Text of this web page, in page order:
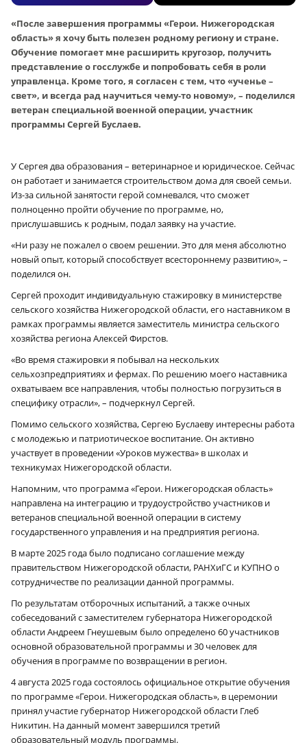
«После завершения программы «Герои. Нижегородская
область» я хочу быть полезен родному региону и стране.
Обучение помогает мне расширить кругозор, получить
представление о госслужбе и попробовать себя в роли
управленца. Кроме того, я согласен с тем, что «ученье –
свет», и всегда рад научиться чему-то новому», – поделился
ветеран специальной военной операции, участник
программы Сергей Буслаев.
У Сергея два образования – ветеринарное и юридическое. Сейчас
он работает и занимается строительством дома для своей семьи.
Из-за сильной занятости герой сомневался, что сможет
полноценно пройти обучение по программе, но,
прислушавшись к родным, подал заявку на участие.
«Ни разу не пожалел о своем решении. Это для меня абсолютно
новый опыт, который способствует всестороннему развитию», –
поделился он.
Сергей проходит индивидуальную стажировку в министерстве
сельского хозяйства Нижегородской области, его наставником в
рамках программы является заместитель министра сельского
хозяйства региона Алексей Фирстов.
«Во время стажировки я побывал на нескольких
сельхозпредприятиях и фермах. По решению моего наставника
охватываем все направления, чтобы полностью погрузиться в
специфику отрасли», – подчеркнул Сергей.
Помимо сельского хозяйства, Сергею Буслаеву интересны работа
с молодежью и патриотическое воспитание. Он активно
участвует в проведении «Уроков мужества» в школах и
техникумах Нижегородской области.
Напомним, что программа «Герои. Нижегородская область»
направлена на интеграцию и трудоустройство участников и
ветеранов специальной военной операции в систему
государственного управления и на предприятия региона.
В марте 2025 года было подписано соглашение между
правительством Нижегородской области, РАНХиГС и КУПНО о
сотрудничестве по реализации данной программы.
По результатам отборочных испытаний, а также очных
собеседований с заместителем губернатора Нижегородской
области Андреем Гнеушевым было определено 60 участников
основной образовательной программы и 30 человек для
обучения в программе по возвращении в регион.
4 августа 2025 года состоялось официальное открытие обучения
по программе «Герои. Нижегородская область», в церемонии
принял участие губернатор Нижегородской области Глеб
Никитин. На данный момент завершился третий
образовательный модуль программы.